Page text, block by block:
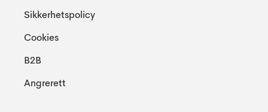
Sikkerhetspolicy
Cookies
B2B
Angrerett